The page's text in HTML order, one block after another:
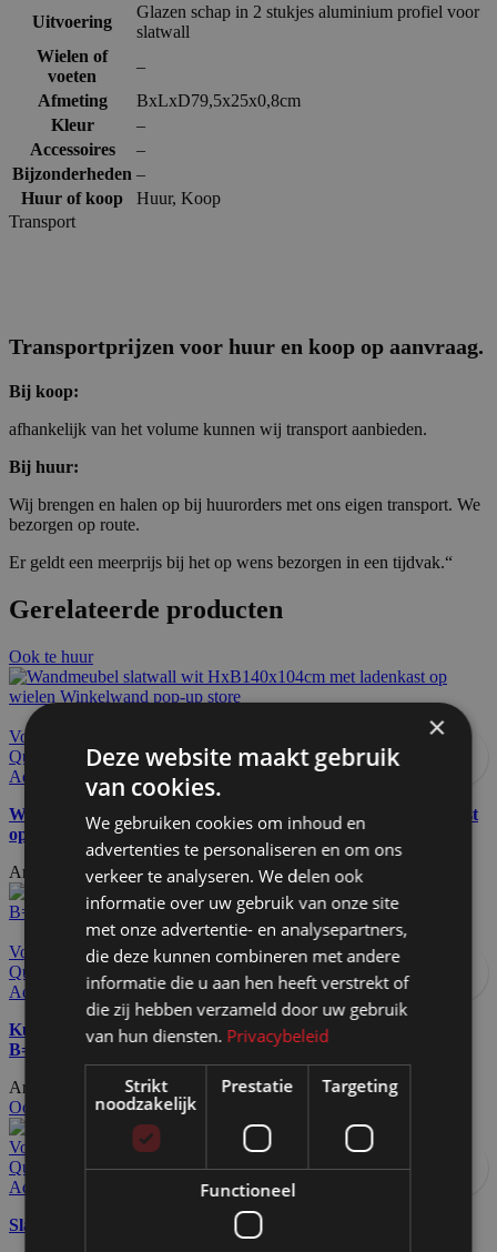
Uitvoering
Glazen schap in 2 stukjes aluminium profiel voor
slatwall
Wielen of
voeten
–
Afmeting
BxLxD79,5x25x0,8cm
Kleur
–
Accessoires
–
Bijzonderheden –
Huur of koop
Huur, Koop
Transport
Transportprijzen voor huur en koop op aanvraag.
Bij koop:
afhankelijk van het volume kunnen wij transport aanbieden.
Bij huur:
Wij brengen en halen op bij huurorders met ons eigen transport. We
bezorgen op route.
Er geldt een meerprijs bij het op wens bezorgen in een tijdvak.“
Gerelateerde producten
Ook te huur
Voeg toe aan offerteaanvraag
Quick view
Add to wishlist
Wandmeubel slatwall wit HxBxD140x104x55cm met ladenkast
op wielen
Artikelnummer: 17470€805,00 Excl. BTW
Voeg toe aan offerteaanvraag
Quick view
Add to wishlist
Kunststof vulling FC bedrukt voor signinghouder gerond
B=104cm
Artikelnummer: 70751
Excl. BTW
Ook te huur
Voeg toe aan offerteaanvraag
Quick view
Add to wishlist
Slatwallschap wit 45,3x33x0,8cm in alu profiel
×
Deze website maakt gebruik
van cookies.
We gebruiken cookies om inhoud en
advertenties te personaliseren en om ons
verkeer te analyseren. We delen ook
informatie over uw gebruik van onze site
met onze advertentie- en analysepartners,
die deze kunnen combineren met andere
informatie die u aan hen heeft verstrekt of
die zij hebben verzameld door uw gebruik
van hun diensten. Privacybeleid
Strikt
noodzakelijk
Prestatie Targeting
Functioneel